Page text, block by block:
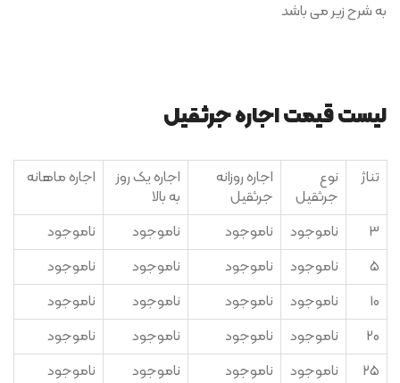
به شرح زیر می باشد
لیست قیمت اجاره جرثقیل
تناژ
نوع
جرثقیل
اجاره روزانه
جرثقیل
اجاره یک روز
به بالا
اجاره ماهانه
3 ناموجود ناموجود ناموجود
ناموجود
5
ناموجود ناموجود ناموجود
ناموجود
10
ناموجود ناموجود ناموجود
ناموجود
20
ناموجود ناموجود ناموجود
ناموجود
25
ناموجود ناموجود ناموجود
ناموجود